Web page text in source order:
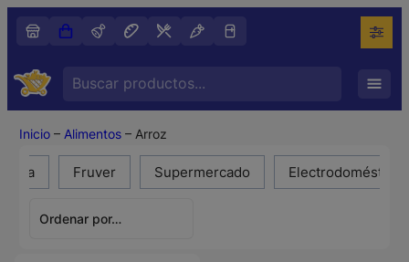
Search
…
Inicio – Alimentos – Arroz
Fruver Supermercado Electrodomésticos